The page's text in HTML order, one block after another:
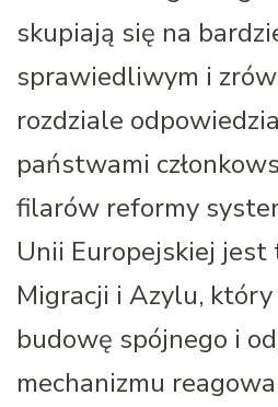
skupiają się na
sprawiedliwym i
rozdziale
państwami
filarów reformy
Unii Europejskiej jest
Migracji i Azylu, który
budowę spójnego i
mechanizmu